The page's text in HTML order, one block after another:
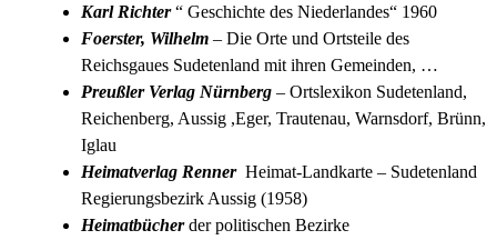
Karl Richter“ Geschichte des Niederlandes“ 1960
Foerster, Wilhelm – Die Orte und Ortsteile des
Reichsgaues Sudetenland mit ihren Gemeinden, …
Preußler Verlag Nürnberg – Ortslexikon Sudetenland,
Reichenberg, Aussig ,Eger, Trautenau, Warnsdorf, Brünn,
Iglau
Heimatverlag Renner Heimat-Landkarte – Sudetenland
Regierungsbezirk Aussig (1958)
Heimatbücherder politischen Bezirke